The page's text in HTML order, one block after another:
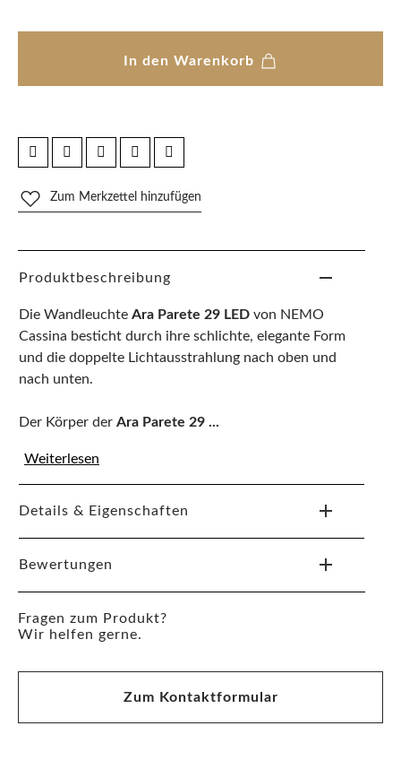
In den Warenkorb
Zum Merkzettel hinzufügen
Produktbeschreibung
Die Wandleuchte Ara Parete 29 LED von NEMO
Cassina besticht durch ihre schlichte, elegante Form
und die doppelte Lichtausstrahlung nach oben und
nach unten.
Der Körper der Ara Parete 29 ...
Weiterlesen
Details & Eigenschaften
Bewertungen
Fragen zum Produkt?
Wir helfen gerne.
Zum Kontaktformular